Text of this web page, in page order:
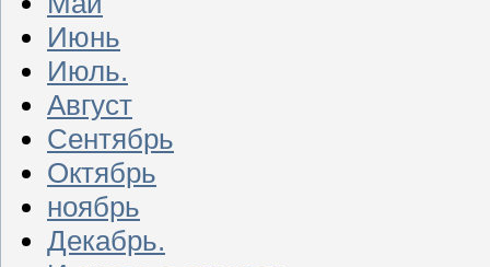
Июнь
Июль.
Август
Сентябрь
Октябрь
ноябрь
Декабрь.